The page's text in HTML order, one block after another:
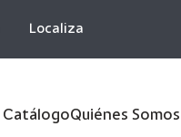
Localiza
CatálogoQuiénes Somos